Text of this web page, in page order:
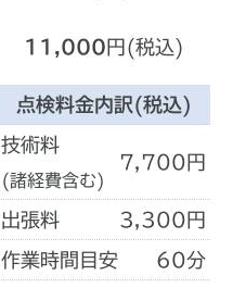
11,000 円(税込)
点検料金内訳(税込)
技術料
(諸経費含む)
7,700円
出張料 3,300円
作業時間目安 60分